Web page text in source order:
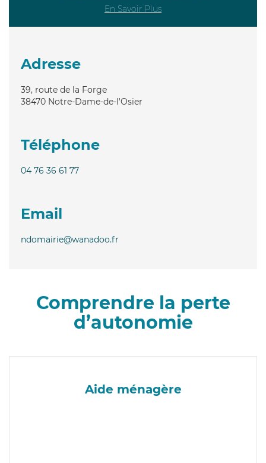
En Savoir Plus
Adresse
39, route de la Forge
38470 Notre-Dame-de-l'Osier
Téléphone
04 76 36 61 77
Email
ndomairie@wanadoo.fr
Comprendre la perte
d’autonomie
Aide ménagère